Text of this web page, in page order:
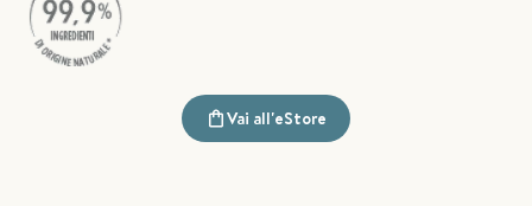
Vai all'eStore